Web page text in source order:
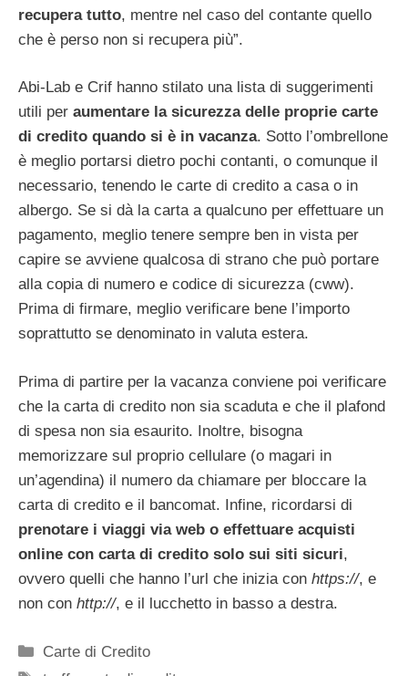
recupera tutto, mentre nel caso del contante quello
che è perso non si recupera più”.
Abi-Lab e Crif hanno stilato una lista di suggerimenti
utili per aumentare la sicurezza delle proprie carte
di credito quando si è in vacanza. Sotto l’ombrellone
è meglio portarsi dietro pochi contanti, o comunque il
necessario, tenendo le carte di credito a casa o in
albergo. Se si dà la carta a qualcuno per effettuare un
pagamento, meglio tenere sempre ben in vista per
capire se avviene qualcosa di strano che può portare
alla copia di numero e codice di sicurezza (cww).
Prima di firmare, meglio verificare bene l’importo
soprattutto se denominato in valuta estera.
Prima di partire per la vacanza conviene poi verificare
che la carta di credito non sia scaduta e che il plafond
di spesa non sia esaurito. Inoltre, bisogna
memorizzare sul proprio cellulare (o magari in
un’agendina) il numero da chiamare per bloccare la
carta di credito e il bancomat. Infine, ricordarsi di
prenotare i viaggi via web o effettuare acquisti
online con carta di credito solo sui siti sicuri,
ovvero quelli che hanno l’url che inizia con https://, e
non con http://, e il lucchetto in basso a destra.
Categorie
Carte di Credito